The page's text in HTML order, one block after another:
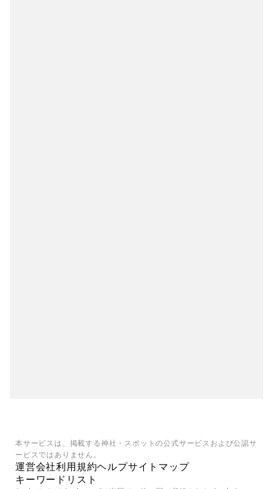
本サービスは、掲載する神社・スポットの公式サービスおよび公認サ
ービスではありません。
運営会社利用規約ヘルプサイトマップ
キーワードリスト